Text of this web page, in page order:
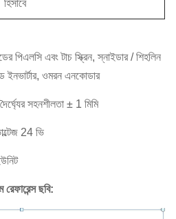
হিসাবে
পিএলসি এবং টাচ স্ক্রিন, স্নাইডার / শিহলিন
ইনভার্টার, ওমরন এনকোডার
সহনশীলতা ± 1 মিমি
24 ভি
ছবি: